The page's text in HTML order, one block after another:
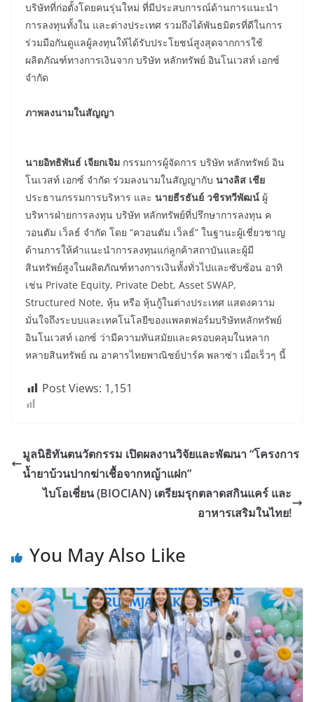
บริษัทที่ก่อตั้งโดยคนรุ่นใหม่ ที่มีประสบการณ์ด้านการแนะนำ
การลงทุนทั้งใน และต่างประเทศ รวมถึงได้พันธมิตรที่ดีในการ
ร่วมมือกันดูแลผู้ลงทุนให้ได้รับประโยชน์สูงสุดจากการใช้
ผลิตภัณฑ์ทางการเงินจาก บริษัท หลักทรัพย์ อินโนเวสท์ เอกซ์
จำกัด
ภาพลงนามในสัญญา
นายอิทธิพันธ์ เจียกเจิม กรรมการผู้จัดการ บริษัท หลักทรัพย์ อิน
โนเวสท์ เอกซ์ จำกัด ร่วมลงนามในสัญญากับ นางลิส เชีย
ประธานกรรมการบริหาร และ นายธีรธันย์ วชิรทวีพัฒน์ ผู้
บริหารฝ่ายการลงทุน บริษัท หลักทรัพย์ที่ปรึกษาการลงทุน ค
วอนตัม เว็ลธ์ จำกัด โดย “ควอนตัม เว็ลธ์” ในฐานะผู้เชี่ยวชาญ
ด้านการให้คำแนะนำการลงทุนแก่ลูกค้าสถาบันและผู้มี
สินทรัพย์สูงในผลิตภัณฑ์ทางการเงินทั้งทั่วไปและซับซ้อน อาทิ
เช่น Private Equity, Private Debt, Asset SWAP,
Structured Note, หุ้น หรือ หุ้นกู้ในต่างประเทศ แสดงความ
มั่นใจถึงระบบและเทคโนโลยีของแพลตฟอร์มบริษัทหลักทรัพย์
อินโนเวสท์ เอกซ์ ว่ามีความทันสมัยและครอบคลุมในหลาก
หลายสินทรัพย์ ณ อาคารไทยพาณิชย์ปาร์ค พลาซ่า เมื่อเร็วๆ นี้
Post Views: 1,151
มูลนิธิทันตนวัตกรรม เปิดผลงานวิจัยและพัฒนา “โครงการ
น้ำยาบ้วนปากฆ่าเชื้อจากหญ้าแฝก”
ไบโอเชี่ยน (BIOCIAN) เตรียมรุกตลาดสกินแคร์ และ
อาหารเสริมในไทย!
You May Also Like